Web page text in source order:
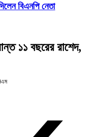
বিএনপি নেতা
১১ বছরের রাশেদ,